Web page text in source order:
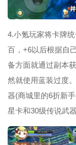
4.小氪玩家将卡牌统
百，+6以后根据自
备方面就通过副本
然就使用蓝装过度
器(商城里的6折新
星卡和30级传说武